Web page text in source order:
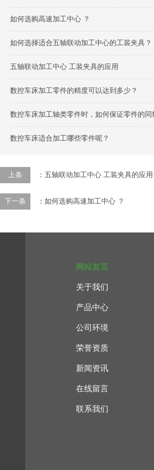
如何选购高速加工中心 ？
如何选择适合五轴联动加工中心的工装夹具？
五轴联动加工中心 工装夹具的应用
数控车床加工零件的精度可以达到多少？
数控车床加工轴类零件时，如何保证零件的同
数控车床适合加工哪些零件呢？
上条 ： 五轴联动加工中心 工装夹具的应用
下一条 ： 如何选购高速加工中心 ？
网站首页
关于我们
产品中心
公司环境
荣誉资质
新闻资讯
在线留言
联系我们